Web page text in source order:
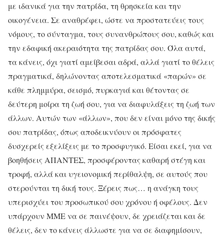
με ιδανικά για την πατρίδα, τη θρησκεία και την
οικογένεια. Σε αναθρέφει, ώστε να προστατεύεις τους
νόμους, το σύνταγμα, τους συνανθρώπους σου, καθώς και
την εδαφική ακεραιότητα της πατρίδας σου. Όλα αυτά,
τα κάνεις, όχι γιατί αμείβεσαι αδρά, αλλά γιατί το θέλεις
πραγματικά, δηλώνοντας αποτελεσματικά «παρών» σε
κάθε πλημμύρα, σεισμό, πυρκαγιά και θέτοντας σε
δεύτερη μοίρα τη ζωή σου, για να διαφυλάξεις τη ζωή των
άλλων. Αυτών των «άλλων», που δεν είναι μόνο της δικής
σου πατρίδας, όπως αποδεικνύουν οι πρόσφατες
δυσχερείς εξελίξεις με το προσφυγικό. Είσαι εκεί, για να
βοηθήσεις ΑΠΑΝΤΕΣ, προσφέροντας καθαρή στέγη και
τροφή, αλλά και υγειονομική περίθαλψη, σε αυτούς που
στερούνται τη δική τους. Ξέρεις πως… η ανάγκη τους
υπερισχύει του προσωπικού σου χρόνου ή οφέλους. Δεν
υπάρχουν ΜΜΕ να σε παινέψουν, δε χρειάζεται και δε
θέλεις, δεν το κάνεις άλλωστε για να σε διαφημίσουν,